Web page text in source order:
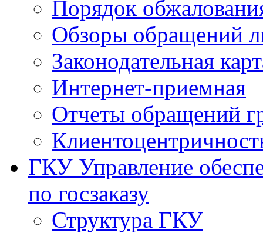
Порядок
Обзоры обращений
Законодательная
Интернет-приемная
Отчеты обращений
ГКУ Управление
по госзаказу
Структура ГКУ